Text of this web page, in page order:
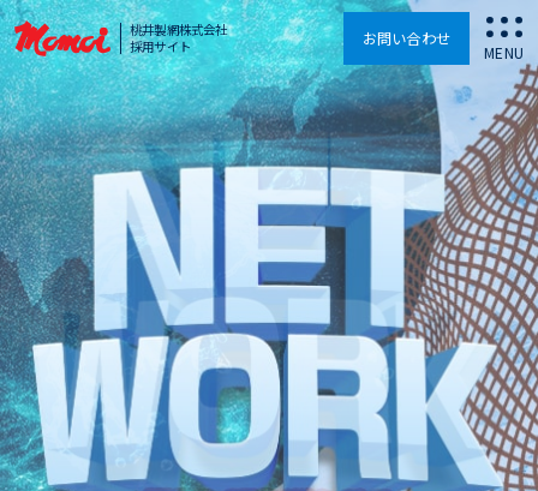
桃井製網株式会社
採用サイト
お問い合わせ
MENU
トップ
コンセプト
桃井を知る
仕事・部署
スタッフ紹介
研修制度
福利厚⽣
募集要項